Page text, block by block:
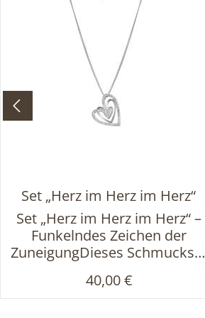
Set „Herz im Herz im Herz“
Set „Herz im Herz im Herz“ –
Funkelndes Zeichen der
ZuneigungDieses Schmuckset
und passende Ohrstecker,
beide gestaltet im Motiv
Regulärer Preis:
40,00 €